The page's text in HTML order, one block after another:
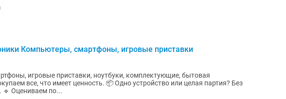
Компьютеры, смартфоны, игровые приставки
игровые приставки, ноутбуки, комплектующие, бытовая
все, что имеет ценность. 📦 Одно устройство или целая партия? Без
разницы — берем. 🔹 Оцениваем по...